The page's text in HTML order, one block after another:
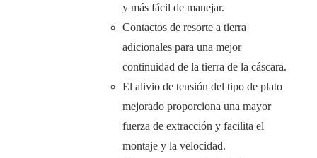
y más fácil de manejar.
Contactos de resorte a tierra
adicionales para una mejor
continuidad de la tierra de la cáscara.
El alivio de tensión del tipo de plato
mejorado proporciona una mayor
fuerza de extracción y facilita el
montaje y la velocidad.